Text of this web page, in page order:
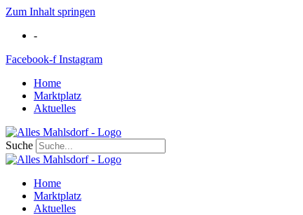
Zum Inhalt springen
-
Facebook-f Instagram
Home
Marktplatz
Aktuelles
Suche
Home
Marktplatz
Aktuelles